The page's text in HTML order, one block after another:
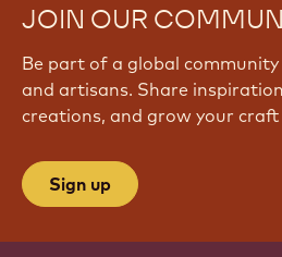
JOIN OUR
Be part of a global
and artisans. Share
creations, and grow your
Sign up